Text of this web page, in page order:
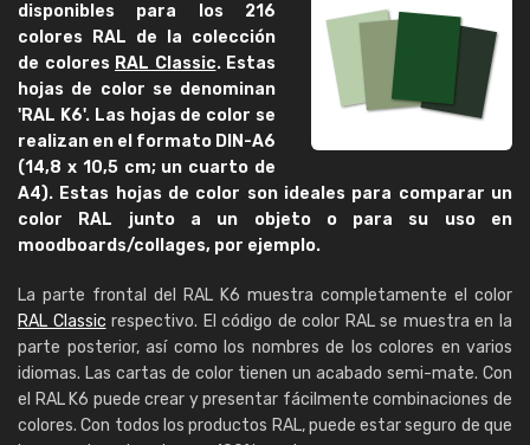
disponibles para los 216
colores RAL de la colección
de colores RAL Classic. Estas
hojas de color se denominan
'RAL K6'. Las hojas de color se
realizan en el formato DIN-A6
(14,8 x 10,5 cm; un cuarto de
A4). Estas hojas de color son ideales para comparar un
color RAL junto a un objeto o para su uso en
moodboards/collages, por ejemplo.
La parte frontal del RAL K6 muestra completamente el color
RAL Classic respectivo. El código de color RAL se muestra en la
parte posterior, así como los nombres de los colores en varios
idiomas. Las cartas de color tienen un acabado semi-mate. Con
el RAL K6 puede crear y presentar fácilmente combinaciones de
colores. Con todos los productos RAL, puede estar seguro de que